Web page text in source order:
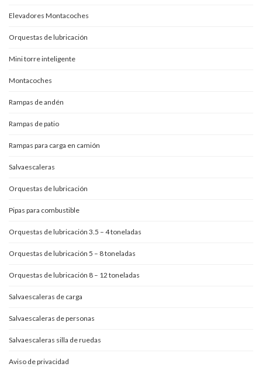
Elevadores Montacoches
Orquestas de lubricación
Mini torre inteligente
Montacoches
Rampas de andén
Rampas de patio
Rampas para carga en camión
Salvaescaleras
Orquestas de lubricación
Pipas para combustible
Orquestas de lubricación 3.5 – 4 toneladas
Orquestas de lubricación 5 – 8 toneladas
Orquestas de lubricación 8 – 12 toneladas
Salvaescaleras de carga
Salvaescaleras de personas
Salvaescaleras silla de ruedas
Aviso de privacidad